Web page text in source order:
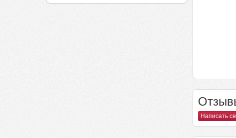
Написать